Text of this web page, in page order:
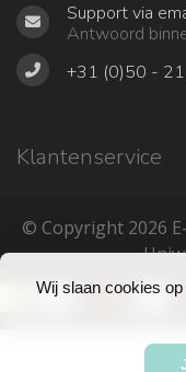
Wij slaan cookies
Support via
Antwoord
+31 (0)50 -
Klantenservice
© Copyright 2026